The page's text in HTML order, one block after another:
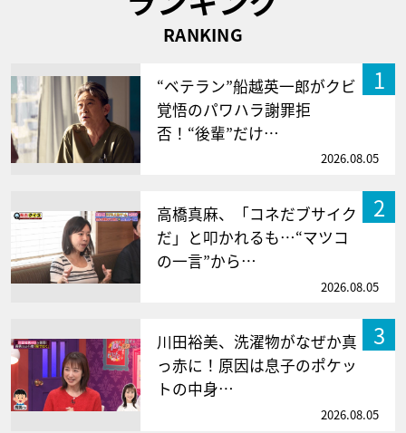
RANKING
1
“ベテラン”船越英一郎がクビ
覚悟のパワハラ謝罪拒
否！“後輩”だけ…
2026.08.05
2
高橋真麻、「コネだブサイク
だ」と叩かれるも…“マツコ
の一言”から…
2026.08.05
3
川田裕美、洗濯物がなぜか真
っ赤に！原因は息子のポケッ
トの中身…
2026.08.05